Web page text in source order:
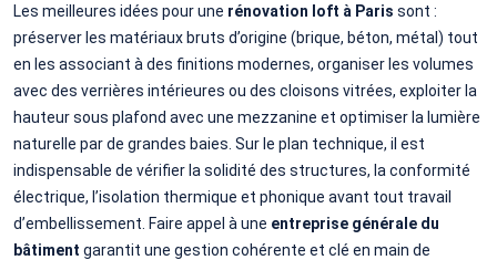
Les meilleures idées pour une rénovation loft à Paris sont :
préserver les matériaux bruts d’origine (brique, béton, métal) tout
en les associant à des finitions modernes, organiser les volumes
avec des verrières intérieures ou des cloisons vitrées, exploiter la
hauteur sous plafond avec une mezzanine et optimiser la lumière
naturelle par de grandes baies. Sur le plan technique, il est
indispensable de vérifier la solidité des structures, la conformité
électrique, l’isolation thermique et phonique avant tout travail
d’embellissement. Faire appel à une entreprise générale du
bâtiment garantit une gestion cohérente et clé en main de